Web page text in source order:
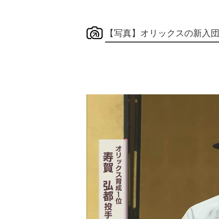
【写真】オリックスの新入